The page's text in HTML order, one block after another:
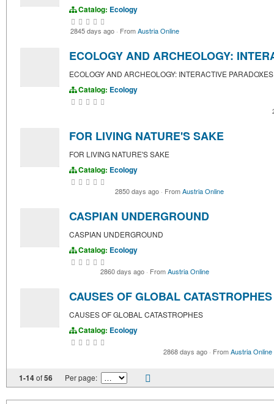
Catalog: Ecology
2845 days ago · FromAustria Online
ECOLOGY AND ARCHEOLOGY:
ECOLOGY AND ARCHEOLOGY: INTERACTIVE PARADOXES
Catalog: Ecology
FOR LIVING NATURE'S SAKE
FOR LIVING NATURE'S SAKE
Catalog: Ecology
2850 days ago · FromAustria Online
CASPIAN UNDERGROUND
CASPIAN UNDERGROUND
Catalog: Ecology
2860 days ago · FromAustria Online
CAUSES OF GLOBAL CATASTROPHES
CAUSES OF GLOBAL CATASTROPHES
Catalog: Ecology
2868 days ago · FromAustria Online
1-14of56 Per page: